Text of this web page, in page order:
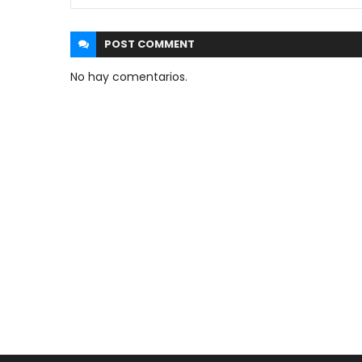
POST COMMENT
No hay comentarios.